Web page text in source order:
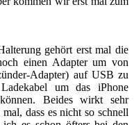
gehört erst mal die
einen Adapter um von
Adapter) auf USB zu
um das iPhone
Beides wirkt sehr
dass es nicht so schnell